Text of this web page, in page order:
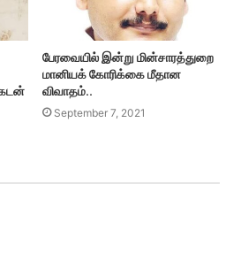
பேரவையில் இன்று மின்சாரத்துறை
மானியக் கோரிக்கை மீதான
விவாதம்..
September 7, 2021